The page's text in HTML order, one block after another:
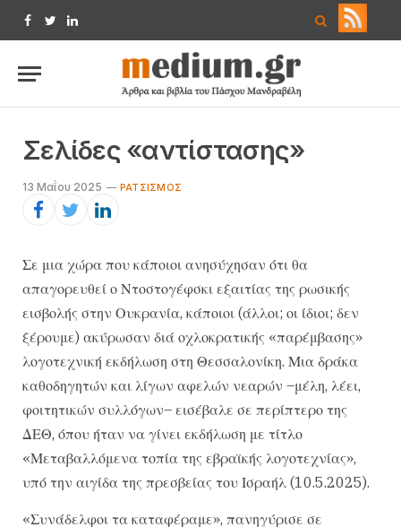
Facebook
TwitterLinkedIn
Σελίδες «αντίστασης»
13 Μαΐου 2025 ΡΑΤΣΙΣΜΌΣ
Σε μια χώρα που κάποιοι ανησύχησαν ότι θα
απαγορευθεί ο Ντοστογέφσκι εξαιτίας της ρωσικής
εισβολής στην Ουκρανία, κάποιοι (άλλοι; οι ίδιοι; δεν
ξέρουμε) ακύρωσαν διά οχλοκρατικής «παρέμβασης»
λογοτεχνική εκδήλωση στη Θεσσαλονίκη. Μια δράκα
καθοδηγητών και λίγων αφελών νεαρών –μέλη, λέει,
φοιτητικών συλλόγων– εισέβαλε σε περίπτερο της
ΔΕΘ, όπου ήταν να γίνει εκδήλωση με τίτλο
«Μεταβαλλόμενα τοπία της εβραϊκής λογοτεχνίας»,
υπό την αιγίδα της πρεσβείας του Ισραήλ (10.5.2025).
«Συνάδελφοι τα καταφέραμε», πανηγύρισε σε